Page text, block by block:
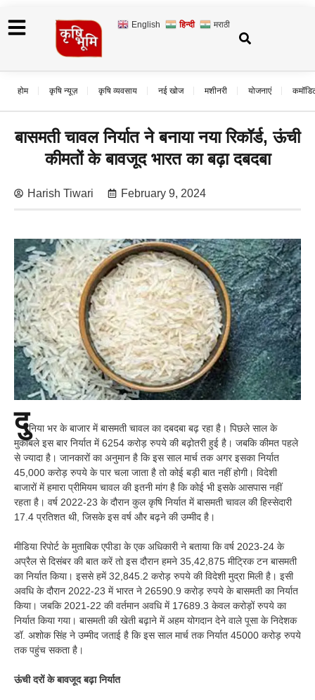
English हिन्दी मराठी
होम कृषि न्यूज़ कृषि व्यवसाय नई खोज मशीनरी योजनाएं
बासमती चावल निर्यात ने बनाया नया रिकॉर्ड, ऊंची
कीमतों के बावजूद भारत का बढ़ा दबदबा
Harish Tiwari February 9, 2024
दुनिया भर के बाजार में बासमती चावल का दबदबा बढ़ रहा है। पिछले साल के
मुकाबले इस बार निर्यात में 6254 करोड़ रुपये की बढ़ोतरी हुई है। जबकि कीमत पहले
से ज्यादा है। जानकारों का अनुमान है कि इस साल मार्च तक अगर इसका निर्यात
45,000 करोड़ रुपये के पार चला जाता है तो कोई बड़ी बात नहीं होगी। विदेशी
बाजारों में हमारा प्रीमियम चावल की इतनी मांग है कि कोई भी इसके आसपास नहीं
रहता है। वर्ष 2022-23 के दौरान कुल कृषि निर्यात में बासमती चावल की हिस्सेदारी
17.4 प्रतिशत थी, जिसके इस वर्ष और बढ़ने की उम्मीद है।
मीडिया रिपोर्ट के मुताबिक एपीडा के एक अधिकारी ने बताया कि वर्ष 2023-24 के
अप्रैल से दिसंबर की बात करें तो इस दौरान हमने 35,42,875 मीट्रिक टन बासमती
का निर्यात किया। इससे हमें 32,845.2 करोड़ रुपये की विदेशी मुद्रा मिली है। इसी
अवधि के दौरान 2022-23 में भारत ने 26590.9 करोड़ रुपये के बासमती का निर्यात
किया। जबकि 2021-22 की वर्तमान अवधि में 17689.3 केवल करोड़ों रुपये का
निर्यात किया गया। बासमती की खेती बढ़ाने में अहम योगदान देने वाले पूसा के निदेशक
डॉ. अशोक सिंह ने उम्मीद जताई है कि इस साल मार्च तक निर्यात 45000 करोड़ रुपये
तक पहुंच सकता है।
ऊंची दरों के बावजूद बढ़ा निर्यात